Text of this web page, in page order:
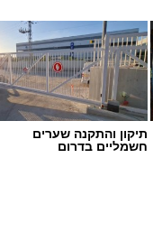
תיקון והתקנה שערים
חשמליים בדרום